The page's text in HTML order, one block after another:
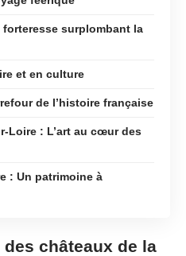
forteresse surplombant la
et en culture
de l’histoire française
Loire : L’art au cœur des
: Un patrimoine à
châteaux de la